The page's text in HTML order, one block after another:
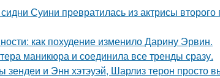
Суини превратилась из актрисы
как похудение изменило Дарину Эрвин.
маникюра и соединила все тренды сразу.
зендеи и Энн хэтэуэй, Шарлиз терон просто